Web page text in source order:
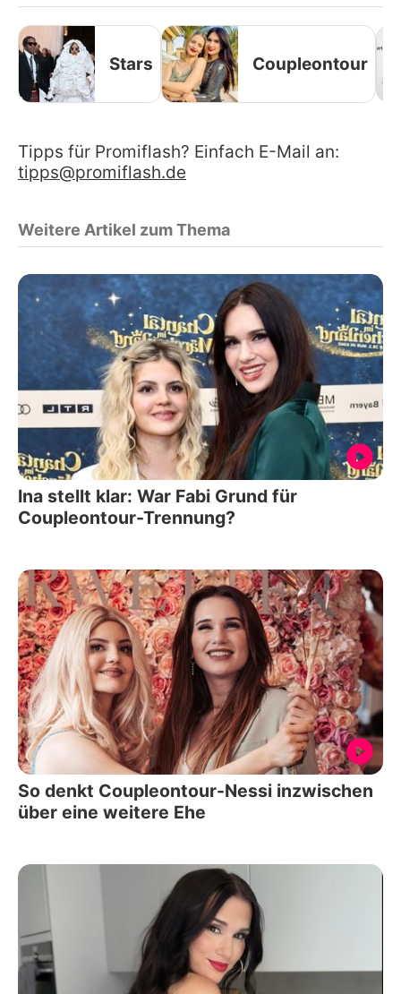
Stars Coupleontour
Tipps für Promiflash? Einfach E-Mail an:
tipps@promiflash.de
Weitere Artikel zum Thema
Ina stellt klar: War Fabi Grund für
Coupleontour-Trennung?
So denkt Coupleontour-Nessi inzwischen
über eine weitere Ehe